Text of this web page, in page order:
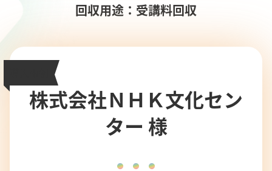
回収用途：受講料回収
株式会社ＮＨＫ文化セン
ター 様